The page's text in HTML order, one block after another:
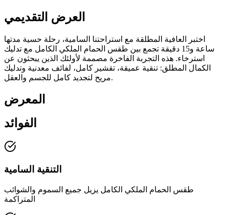
العرض التقديمي
اختبر العافية المطلقة مع استراحتنا السامية، رحلة حسية مدتها
ساعة و15 دقيقة تجمع بين طقس الحمام الملكي الكامل مع تدليك
استرخاء. هذه التجربة الفاخرة مصممة لأولئك الذين يبحثون عن
الكمال المطلق: تنقية عميقة، تقشير كامل، لفائف معدنية وتدليك
مريح لتجديد كامل للجسم والعقل.
المعرض
الفوائد
التنقية السامية
طقس الحمام الملكي الكامل يزيل جميع السموم والشوائب
المتراكمة